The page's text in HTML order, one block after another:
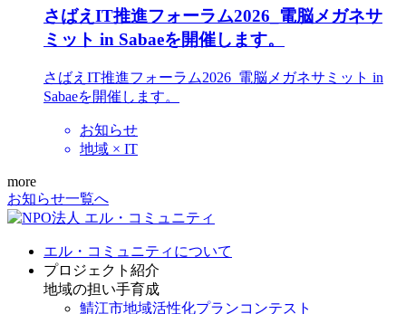
さばえIT推進フォーラム2026_電脳メガネサ
ミット in Sabaeを開催します。
さばえIT推進フォーラム2026_電脳メガネサミット in
Sabaeを開催します。
お知らせ
地域 × IT
more
お知らせ一覧へ
エル・コミュニティについて
プロジェクト紹介
地域の担い手育成
鯖江市地域活性化プランコンテスト